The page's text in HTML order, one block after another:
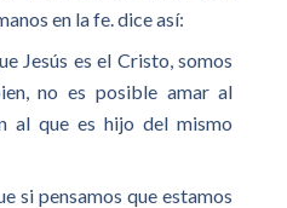
en la fe. dice así:
Jesús es el Cristo, somos
no es posible amar al
al que es hijo del mismo
si pensamos que estamos